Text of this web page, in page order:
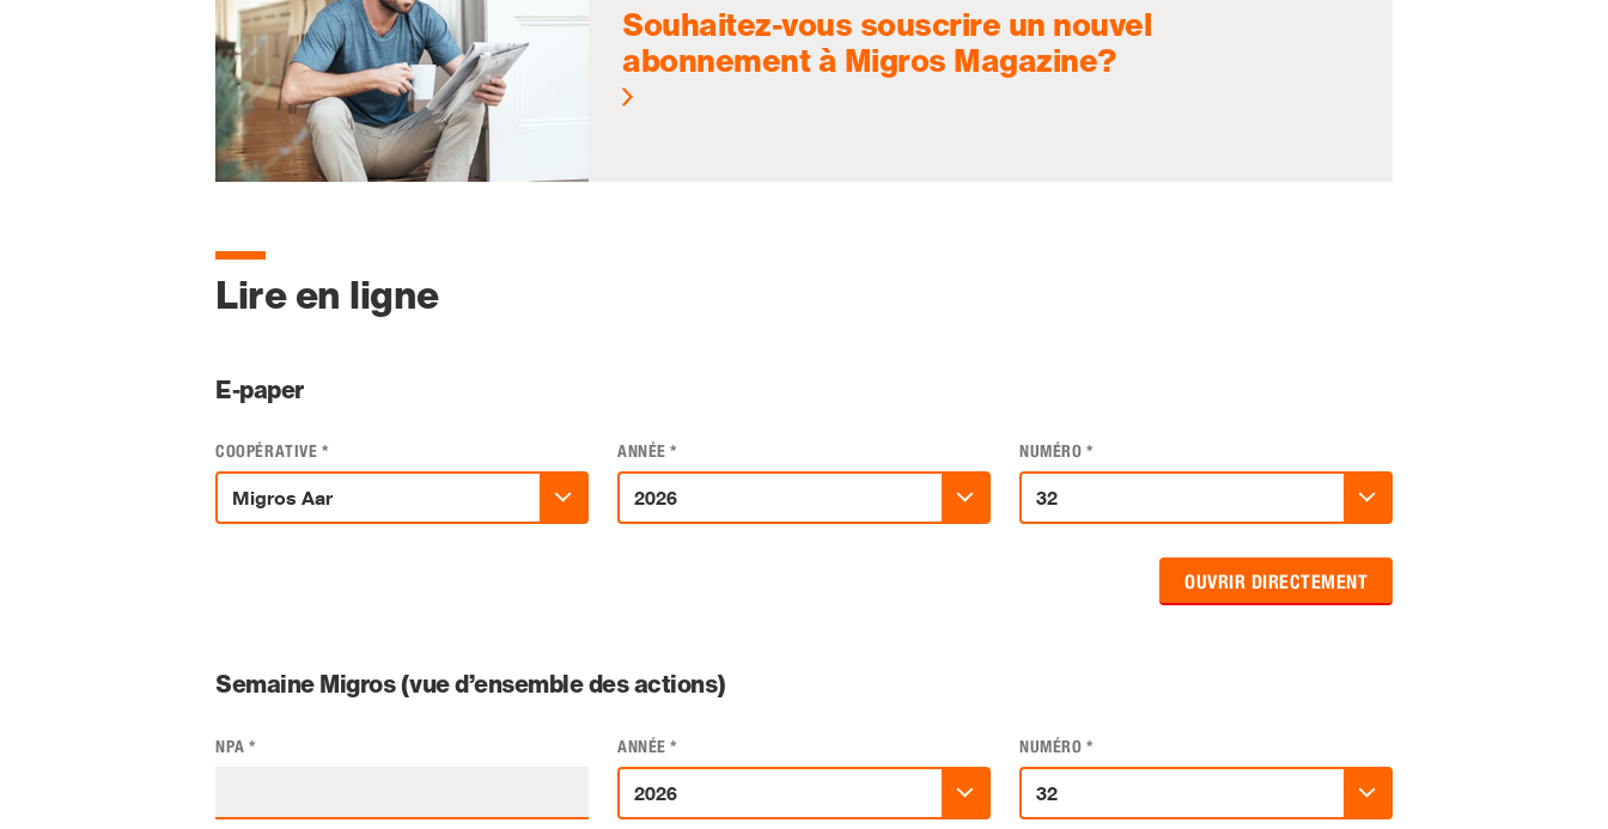
Souhaitez-vous souscrire un nouvel
abonnement à Migros Magazine?
Lire en ligne
E-paper
COOPÉRATIVE * ANNÉE * NUMÉRO *
OUVRIR DIRECTEMENT
Semaine Migros (vue d’ensemble des actions)
NPA * ANNÉE * NUMÉRO *